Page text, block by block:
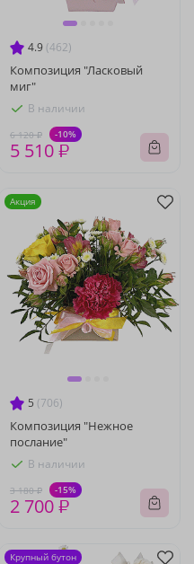
4.9 (462)
Композиция "Ласковый
миг"
В наличии
6 120 ₽ -10%
5 510 ₽
5 (706)
Композиция "Нежное
послание"
В наличии
3 180 ₽ -15%
2 700 ₽
Акция
Крупный бутон